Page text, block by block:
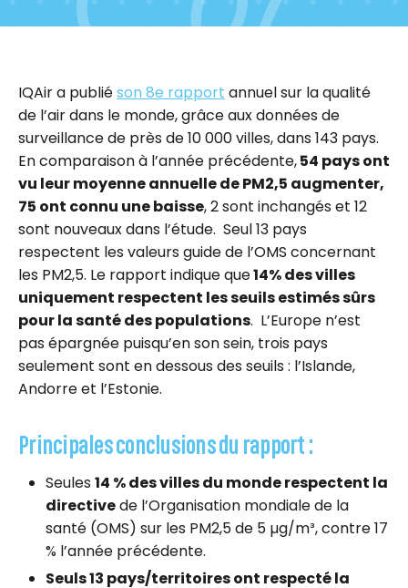
IQAir a publiéson 8e rapport annuel sur la qualité
de l’air dans le monde, grâce aux données de
surveillance de près de 10 000 villes, dans 143 pays.
En comparaison à l’année précédente,54 pays ont
vu leur moyenne annuelle de PM2,5 augmenter,
75 ont connu une baisse, 2 sont inchangés et 12
sont nouveaux dans l’étude. Seul 13 pays
respectent les valeurs guide de l’OMS concernant
les PM2,5. Le rapport indique que14% des villes
uniquement respectent les seuils estimés sûrs
pour la santé des populations. L’Europe n’est
pas épargnée puisqu’en son sein, trois pays
seulement sont en dessous des seuils : l’Islande,
Andorre et l’Estonie.
Principales conclusions du rapport :
Seules14 % des villes du monde respectent la
directivede l’Organisation mondiale de la
santé (OMS) sur les PM2,5 de 5 µg/m³, contre 17
% l’année précédente.
Seuls 13 pays/territoires ont respecté la